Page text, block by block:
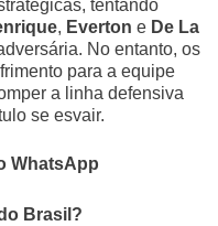
tentando
, Everton e De La
No entanto, os
para a equipe
a linha defensiva
se esvair.
WhatsApp
Brasil?